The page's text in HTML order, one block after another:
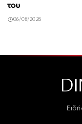
του
06/08/2026